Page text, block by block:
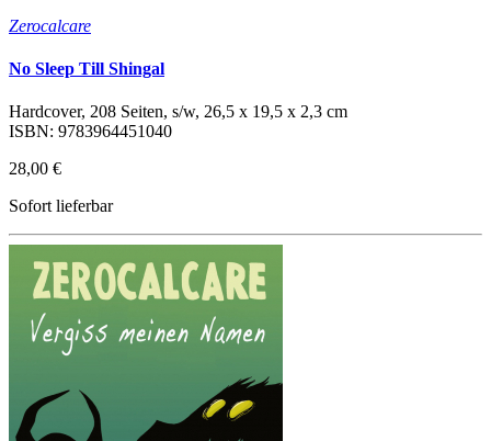
Zerocalcare
No Sleep Till Shingal
Hardcover, 208 Seiten, s/w, 26,5 x 19,5 x 2,3 cm
ISBN: 9783964451040
28,00 €
Sofort lieferbar